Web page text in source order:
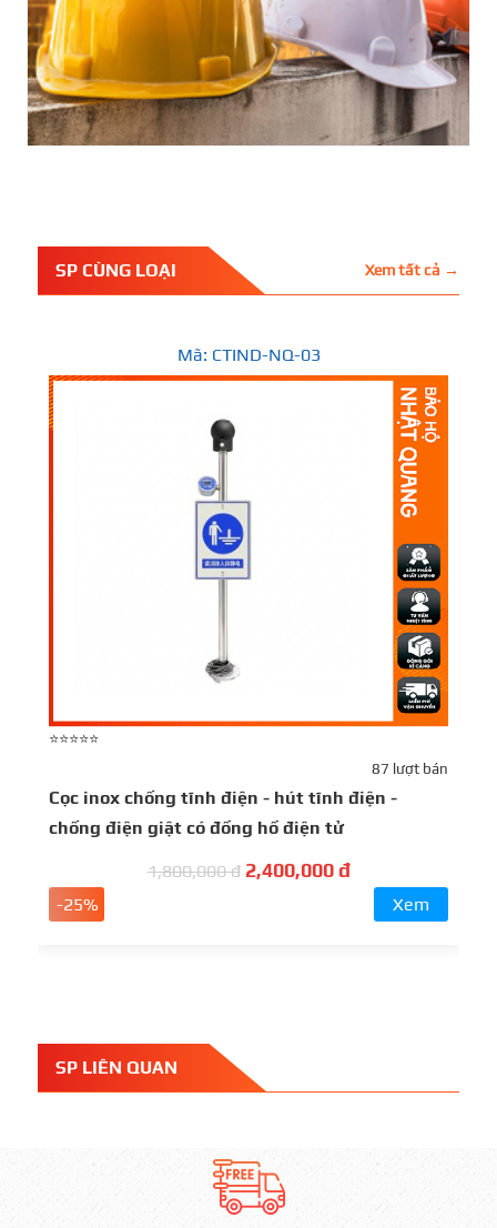
SP CÙNG LOẠI Xem tất cả →
Mã: CTIND-NQ-03
⭐⭐⭐⭐⭐
87 lượt bán
Cọc inox chống tĩnh điện - hút tĩnh điện -
chống điện giật có đồng hồ điện tử
1,800,000 đ 2,400,000 đ
-25% Xem
SP LIÊN QUAN